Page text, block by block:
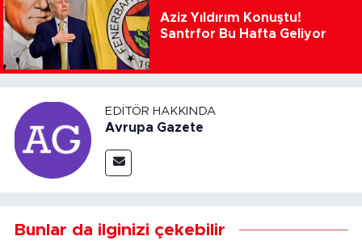
Aziz Yıldırım Konuştu!
Santrfor Bu Hafta Geliyor
EDITÖR HAKKINDA
Avrupa Gazete
Bunlar da ilginizi çekebilir